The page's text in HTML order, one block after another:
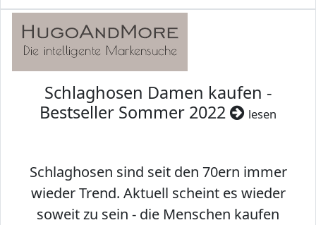
Schlaghosen Damen kaufen -
Bestseller Sommer 2022
lesen
Schlaghosen sind seit den 70ern immer
wieder Trend. Aktuell scheint es wieder
soweit zu sein - die Menschen kaufen